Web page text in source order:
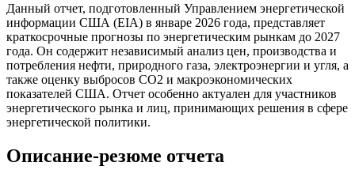
Данный отчет, подготовленный Управлением энергетической
информации США (EIA) в январе 2026 года, представляет
краткосрочные прогнозы по энергетическим рынкам до 2027
года. Он содержит независимый анализ цен, производства и
потребления нефти, природного газа, электроэнергии и угля, а
также оценку выбросов CO2 и макроэкономических
показателей США. Отчет особенно актуален для участников
энергетического рынка и лиц, принимающих решения в сфере
энергетической политики.
Описание-резюме отчета